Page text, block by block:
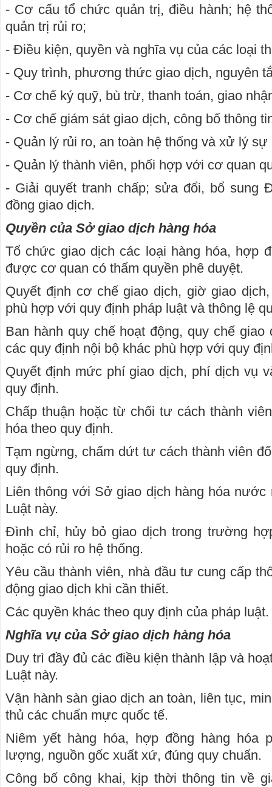
- Cơ cấu tổ chức quản trị, điều hành; hệ
quản trị rủi ro;
- Điều kiện, quyền và nghĩa vụ của các loại
- Quy trình, phương thức giao dịch, nguyên
- Cơ chế ký quỹ, bù trừ, thanh toán, giao
- Cơ chế giám sát giao dịch, công bố thông
- Quản lý rủi ro, an toàn hệ thống và xử lý sự
- Quản lý thành viên, phối hợp với cơ quan
- Giải quyết tranh chấp; sửa đổi, bổ sung
đồng giao dịch.
Quyền của Sở giao dịch hàng hóa
Tổ chức giao dịch các loại hàng hóa, hợp
được cơ quan có thẩm quyền phê duyệt.
Quyết định cơ chế giao dịch, giờ giao
phù hợp với quy định pháp luật và thông lệ
Ban hành quy chế hoạt động, quy chế
các quy định nội bộ khác phù hợp với quy
Quyết định mức phí giao dịch, phí dịch vụ
quy định.
Chấp thuận hoặc từ chối tư cách thành
hóa theo quy định.
Tạm ngừng, chấm dứt tư cách thành viên
quy định.
Liên thông với Sở giao dịch hàng hóa nước
Luật này.
Đình chỉ, hủy bỏ giao dịch trong trường
hoặc có rủi ro hệ thống.
Yêu cầu thành viên, nhà đầu tư cung cấp
động giao dịch khi cần thiết.
Các quyền khác theo quy định của pháp luật.
Nghĩa vụ của Sở giao dịch hàng hóa
Duy trì đầy đủ các điều kiện thành lập và
Luật này.
Vận hành sàn giao dịch an toàn, liên tục,
thủ các chuẩn mực quốc tế.
Niêm yết hàng hóa, hợp đồng hàng hóa
lượng, nguồn gốc xuất xứ, đúng quy chuẩn.
Công bố công khai, kịp thời thông tin về